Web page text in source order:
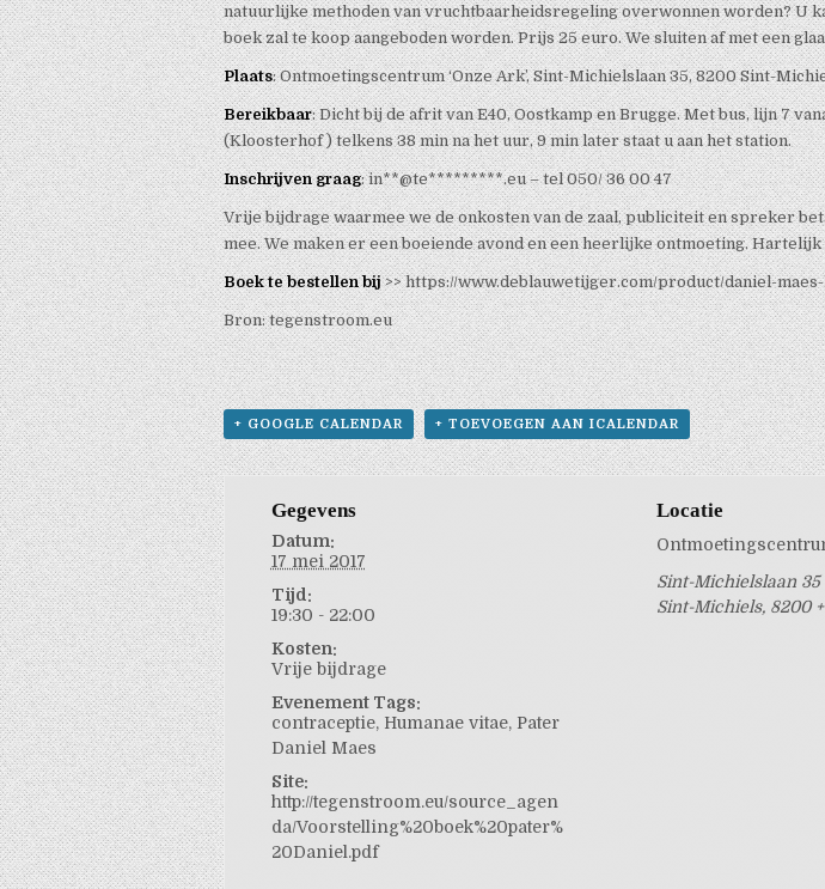
natuurlijke methoden van vruchtbaarheidsregeling overwonnen worden? U
boek zal te koop aangeboden worden. Prijs 25 euro. We sluiten af met een
Plaats: Ontmoetingscentrum ‘Onze Ark’, Sint-Michielslaan 35, 8200 Sint-
Bereikbaar: Dicht bij de afrit van E40, Oostkamp en Brugge. Met bus, lijn 7
(Kloosterhof ) telkens 38 min na het uur, 9 min later staat u aan het station.
Inschrijven graag:in**@te*********.eu– tel 050/ 36 00 47
Vrije bijdrage waarmee we de onkosten van de zaal, publiciteit en spreker
mee. We maken er een boeiende avond en een heerlijke ontmoeting. Hartelijk
Boek te bestellen bij>>https://www.deblauwetijger.com/product/daniel-
Bron:tegenstroom.eu
+ GOOGLE CALENDAR + TOEVOEGEN AAN ICALENDAR
Gegevens
Datum:
17 mei 2017
Tijd:
19:30 - 22:00
Kosten:
Vrije bijdrage
Evenement Tags:
contraceptie, Humanae vitae, Pater
Daniel Maes
Site:
http://tegenstroom.eu/source_agen
da/Voorstelling%20boek%20pater%
20Daniel.pdf
Locatie
Sint-Michielslaan 35
Sint-Michiels, 8200